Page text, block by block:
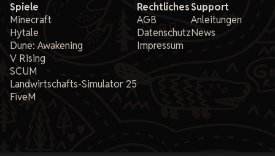
Spiele
Minecraft
Hytale
Dune: Awakening
V Rising
SCUM
Landwirtschafts-Simulator 25
FiveM
Rechtliches
AGB
Datenschutz
Impressum
Support
Anleitungen
News